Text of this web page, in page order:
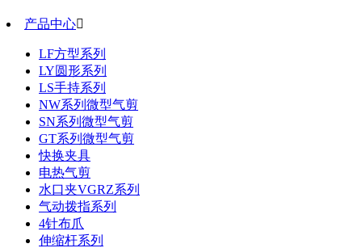
产品中心
LF方型系列
LY圆形系列
LS手持系列
NW系列微型气剪
SN系列微型气剪
GT系列微型气剪
快换夹具
电热气剪
水口夹VGRZ系列
气动拨指系列
4针布爪
伸缩杆系列